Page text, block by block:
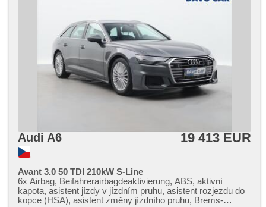
Audi A6 19 413 EUR
Avant 3.0 50 TDI 210kW S-Line
6x Airbag, Beifahrerairbagdeaktivierung, ABS, aktivní
kapota, asistent jízdy v jízdním pruhu, asistent rozjezdu do
kopce (HSA), asistent změny jízdního pruhu, Brems-